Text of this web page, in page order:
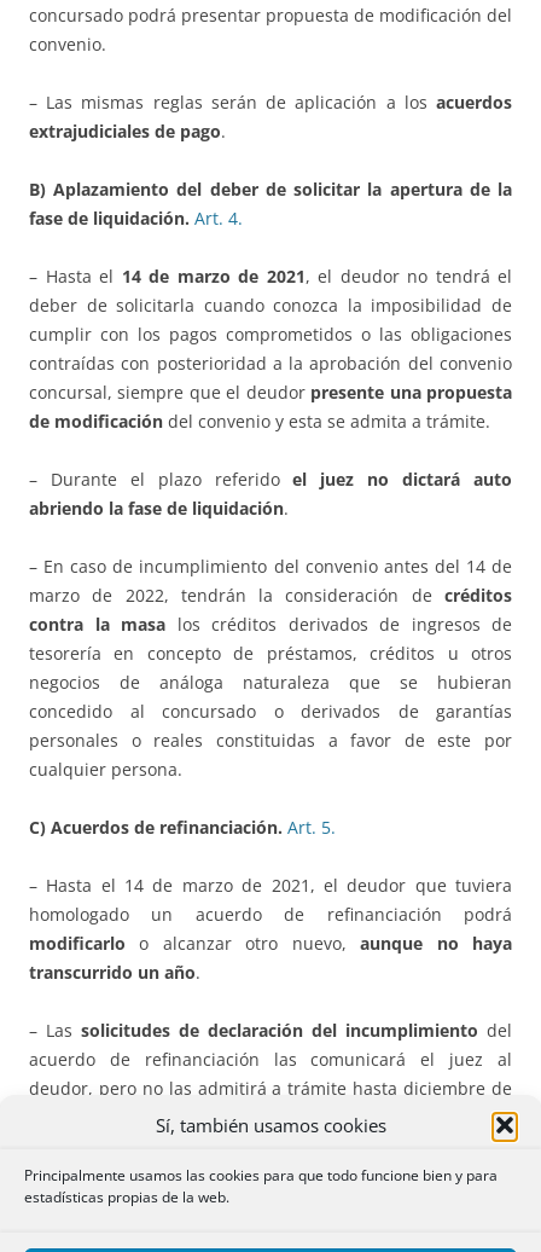
Sí, también usamos cookies
Principalmente usamos las cookies para que todo funcione bien y para
estadísticas propias de la web.
concursado podrá presentar propuesta de modificación del
convenio.
– Las mismas reglas serán de aplicación a los acuerdos
extrajudiciales de pago.
B) Aplazamiento del deber de solicitar la apertura de la
fase de liquidación. Art. 4.
– Hasta el 14 de marzo de 2021, el deudor no tendrá el
deber de solicitarla cuando conozca la imposibilidad de
cumplir con los pagos comprometidos o las obligaciones
contraídas con posterioridad a la aprobación del convenio
concursal, siempre que el deudor presente una propuesta
de modificación del convenio y esta se admita a trámite.
– Durante el plazo referidoel juez no dictará auto
abriendo la fase de liquidación.
– En caso de incumplimiento del convenio antes del 14 de
marzo de 2022, tendrán la consideración de créditos
contra la masa los créditos derivados de ingresos de
tesorería en concepto de préstamos, créditos u otros
negocios de análoga naturaleza que se hubieran
concedido al concursado o derivados de garantías
personales o reales constituidas a favor de este por
cualquier persona.
C) Acuerdos de refinanciación. Art. 5.
– Hasta el 14 de marzo de 2021, el deudor que tuviera
homologado un acuerdo de refinanciación podrá
modificarlo o alcanzar otro nuevo,aunque no haya
transcurrido un año.
– Las solicitudes de declaración del incumplimiento del
acuerdo de refinanciación las comunicará el juez al
deudor, pero no las admitirá a trámite hasta diciembre de
2020. Mientras, el deudor podrá comunicar al juzgado que
ha iniciado o pretende iniciar negociaciones, lo que le
permite contar con tres meses para lograr el acuerdo, tras
los cuales el juez admitirá a trámite las solicitudes